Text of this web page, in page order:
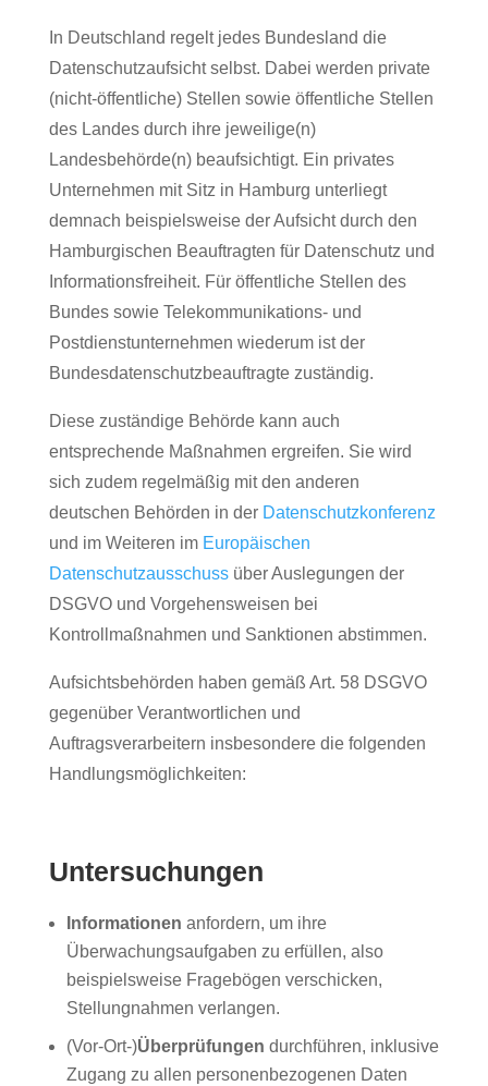
In Deutschland regelt jedes Bundesland die
Datenschutzaufsicht selbst. Dabei werden private
(nicht-öffentliche) Stellen sowie öffentliche Stellen
des Landes durch ihre jeweilige(n)
Landesbehörde(n) beaufsichtigt. Ein privates
Unternehmen mit Sitz in Hamburg unterliegt
demnach beispielsweise der Aufsicht durch den
Hamburgischen Beauftragten für Datenschutz und
Informationsfreiheit. Für öffentliche Stellen des
Bundes sowie Telekommunikations- und
Postdienstunternehmen wiederum ist der
Bundesdatenschutzbeauftragte zuständig.
Diese zuständige Behörde kann auch
entsprechende Maßnahmen ergreifen. Sie wird
sich zudem regelmäßig mit den anderen
deutschen Behörden in der Datenschutzkonferenz
und im Weiteren im Europäischen
Datenschutzausschussüber Auslegungen der
DSGVO und Vorgehensweisen bei
Kontrollmaßnahmen und Sanktionen abstimmen.
Aufsichtsbehörden haben gemäß Art. 58 DSGVO
gegenüber Verantwortlichen und
Auftragsverarbeitern insbesondere die folgenden
Handlungsmöglichkeiten:
Untersuchungen
Informationen anfordern, um ihre
Überwachungsaufgaben zu erfüllen, also
beispielsweise Fragebögen verschicken,
Stellungnahmen verlangen.
(Vor-Ort-)Überprüfungen durchführen, inklusive
Zugang zu allen personenbezogenen Daten